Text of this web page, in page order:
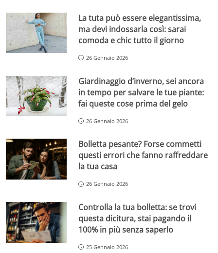
La tuta può essere elegantissima,
ma devi indossarla così: sarai
comoda e chic tutto il giorno
26 Gennaio 2026
Giardinaggio d’inverno, sei ancora
in tempo per salvare le tue piante:
fai queste cose prima del gelo
26 Gennaio 2026
Bolletta pesante? Forse commetti
questi errori che fanno raffreddare
la tua casa
26 Gennaio 2026
Controlla la tua bolletta: se trovi
questa dicitura, stai pagando il
100% in più senza saperlo
25 Gennaio 2026